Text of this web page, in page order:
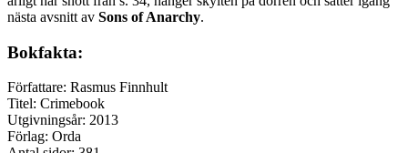
nästa avsnitt av Sons of Anarchy.
Bokfakta:
Författare: Rasmus Finnhult
Titel: Crimebook
Utgivningsår: 2013
Förlag: Orda